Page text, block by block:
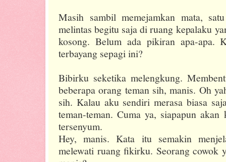
Masih sambil memejamkan mata,
melintas begitu saja di ruang kepalaku
kosong. Belum ada pikiran apa-apa.
terbayang sepagi ini?
Bibirku seketika melengkung.
beberapa orang teman sih, manis. Oh
sih. Kalau aku sendiri merasa biasa
teman-teman. Cuma ya, siapapun
tersenyum.
Hey, manis. Kata itu semakin
melewati ruang fikirku. Seorang cowok